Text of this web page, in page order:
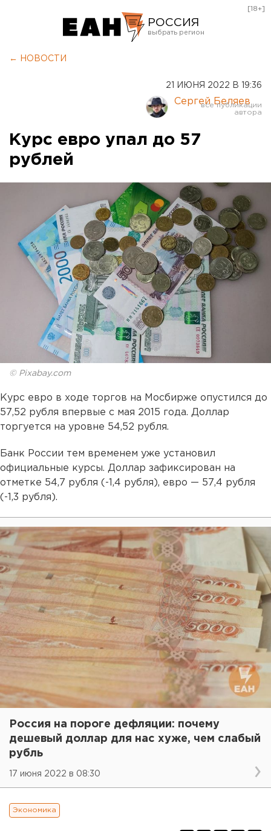
РОССИЯ
Курган
Оренбург
[18+]
← НОВОСТИ
21 ИЮНЯ 2022 В 19:36
Сергей Беляев
Курс евро упал до 57
рублей
© Pixabay.com
Курс евро в ходе торгов на Мосбирже опустился до
57,52 рубля впервые с мая 2015 года. Доллар
торгуется на уровне 54,52 рубля.
Банк России тем временем уже установил
официальные курсы. Доллар зафиксирован на
отметке 54,7 рубля (-1,4 рубля), евро — 57,4 рубля
(-1,3 рубля).
Россия на пороге дефляции: почему
дешевый доллар для нас хуже, чем слабый
рубль
17 июня 2022 в 08:30
Экономика